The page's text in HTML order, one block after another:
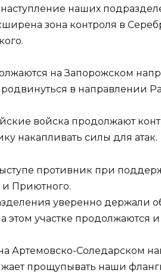
наших
зона контроля в
на Запорожском
в направлении
войска продолжают
накапливать силы для атак.
противник при
Приютного.
уверенно держали
этом участке продолжаются и
Артемовско-Соледарском
прощупывать наши фланги